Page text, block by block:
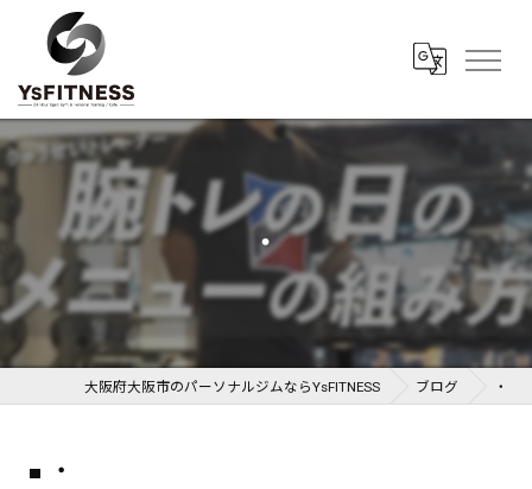
・
大阪府大阪市のパーソナルジムならYsFITNESS ブログ ・
・